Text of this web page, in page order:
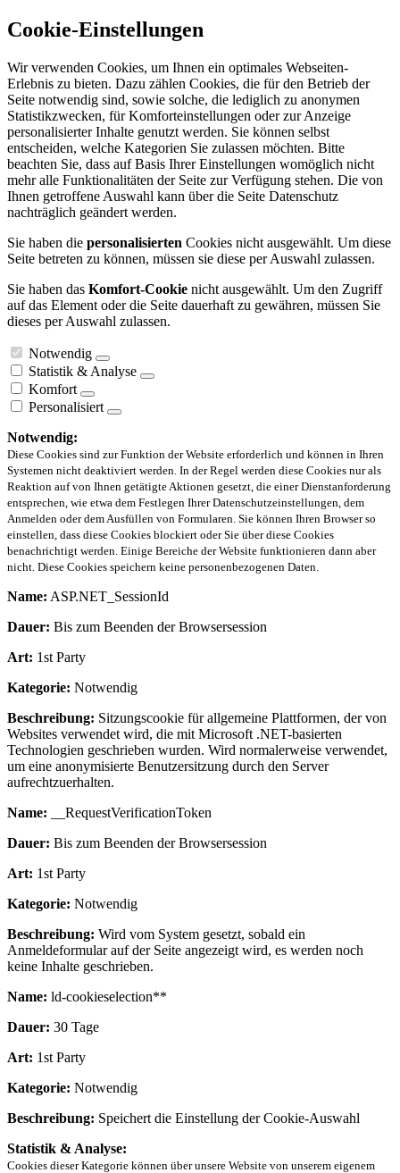
Cookie-Einstellungen
Wir verwenden Cookies, um Ihnen ein optimales Webseiten-
Erlebnis zu bieten. Dazu zählen Cookies, die für den Betrieb der
Seite notwendig sind, sowie solche, die lediglich zu anonymen
Statistikzwecken, für Komforteinstellungen oder zur Anzeige
personalisierter Inhalte genutzt werden. Sie können selbst
entscheiden, welche Kategorien Sie zulassen möchten. Bitte
beachten Sie, dass auf Basis Ihrer Einstellungen womöglich nicht
mehr alle Funktionalitäten der Seite zur Verfügung stehen. Die von
Ihnen getroffene Auswahl kann über die Seite Datenschutz
nachträglich geändert werden.
Sie haben die personalisierten Cookies nicht ausgewählt. Um diese
Seite betreten zu können, müssen sie diese per Auswahl zulassen.
Sie haben das Komfort-Cookie nicht ausgewählt. Um den Zugriff
auf das Element oder die Seite dauerhaft zu gewähren, müssen Sie
dieses per Auswahl zulassen.
Notwendig
Statistik & Analyse
Komfort
Personalisiert
Notwendig:
Diese Cookies sind zur Funktion der Website erforderlich und können in Ihren
Systemen nicht deaktiviert werden. In der Regel werden diese Cookies nur als
Reaktion auf von Ihnen getätigte Aktionen gesetzt, die einer Dienstanforderung
entsprechen, wie etwa dem Festlegen Ihrer Datenschutzeinstellungen, dem
Anmelden oder dem Ausfüllen von Formularen. Sie können Ihren Browser so
einstellen, dass diese Cookies blockiert oder Sie über diese Cookies
benachrichtigt werden. Einige Bereiche der Website funktionieren dann aber
nicht. Diese Cookies speichern keine personenbezogenen Daten.
Name: ASP.NET_SessionId
Dauer: Bis zum Beenden der Browsersession
Art: 1st Party
Kategorie: Notwendig
Beschreibung: Sitzungscookie für allgemeine Plattformen, der von
Websites verwendet wird, die mit Microsoft .NET-basierten
Technologien geschrieben wurden. Wird normalerweise verwendet,
um eine anonymisierte Benutzersitzung durch den Server
aufrechtzuerhalten.
Name: __RequestVerificationToken
Dauer: Bis zum Beenden der Browsersession
Art: 1st Party
Kategorie: Notwendig
Beschreibung: Wird vom System gesetzt, sobald ein
Anmeldeformular auf der Seite angezeigt wird, es werden noch
keine Inhalte geschrieben.
Name: ld-cookieselection**
Dauer: 30 Tage
Art: 1st Party
Kategorie: Notwendig
Beschreibung: Speichert die Einstellung der Cookie-Auswahl
Statistik & Analyse:
Cookies dieser Kategorie können über unsere Website von unserem eigenem